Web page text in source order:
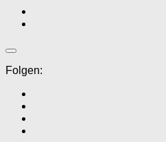
Folgen: